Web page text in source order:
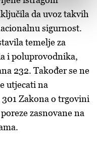
ARENA SPORT
obrađujemo kao i
Politici privatnosti
u Politici
možete ponovno
Privolu možete u bilo
posljedica.
da uvoz takvih
sigurnost.
temelje za
i poluprovodnika,
232. Također se ne
utjecati na
Zakona o trgovini
zasnovane na